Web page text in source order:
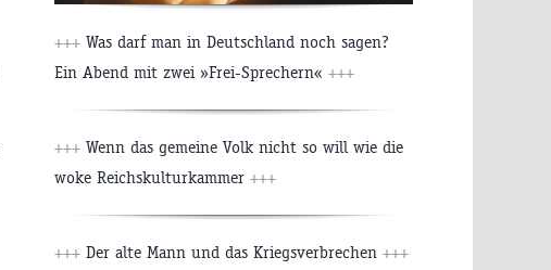
+++ Was darf man in Deutschland noch sagen?
Ein Abend mit zwei »Frei-Sprechern« +++
+++ Wenn das gemeine Volk nicht so will wie die
woke Reichskulturkammer +++
+++ Der alte Mann und das Kriegsverbrechen +++